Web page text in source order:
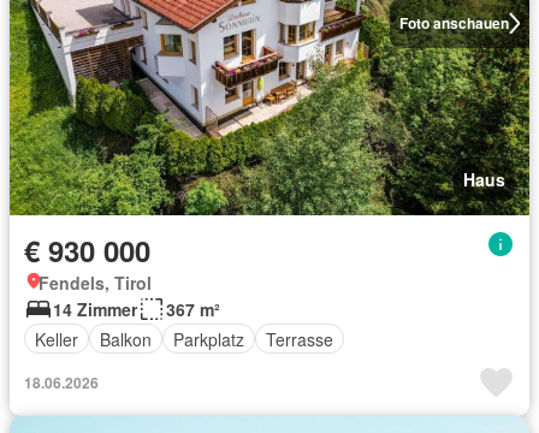
Foto anschauen
Haus
€ 930 000
Fendels, Tirol
14 Zimmer
367 m²
Keller
Balkon Parkplatz Terrasse
18.06.2026